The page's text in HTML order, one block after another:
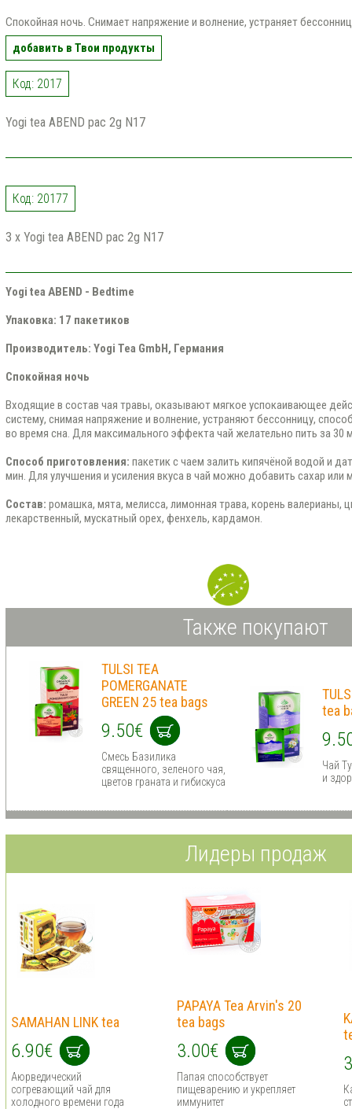
Спокойная ночь. Снимает напряжение и волнение, устраняет
добавить в Твои продукты
Код: 2017
Yogi tea ABEND pac 2g N17
Код: 20177
3 x Yogi tea ABEND pac 2g N17
Yogi tea ABEND - Bedtime
Упаковка: 17 пакетиков
Производитель: Yogi Tea GmbH, Германия
Спокойная ночь
Входящие в состав чая травы, оказывают мягкое успокаивающее
систему, снимая напряжение и волнение, устраняют бессонницу,
во время сна. Для максимального эффекта чай желательно пить за 30
Способ приготовления: пакетик с чаем залить кипячёной водой и
мин. Для улучшения и усиления вкуса в чай можно добавить сахар или
Состав: ромашка, мята, мелисса, лимонная трава, корень валерианы,
лекарственный, мускатный орех, фенхель, кардамон.
Также покупают
TULSI TEA
POMERGANATE
GREEN 25 tea bags
9.50€
Смесь Базилика
священного, зеленого чая,
цветов граната и гибискусa
tea
Чай
и
Лидеры продаж
SAMAHAN LINK tea
6.90€
Аюрведический
согревающий чай для
холодного времени года
PAPAYA Tea Arvin's 20
tea bags
3.00€
Папая способствует
пищеварению и укрепляет
иммунитет